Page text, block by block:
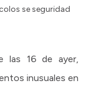
se seguridad
las 16 de ayer,
inusuales en